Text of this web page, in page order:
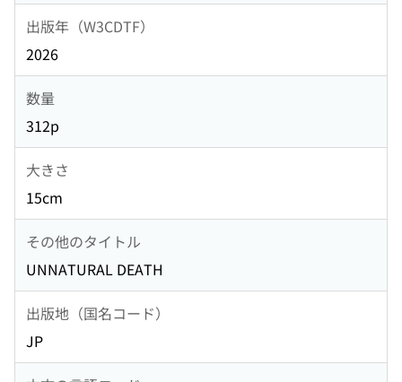
出版年（W3CDTF）
2026
数量
312p
大きさ
15cm
その他のタイトル
UNNATURAL DEATH
出版地（国名コード）
JP